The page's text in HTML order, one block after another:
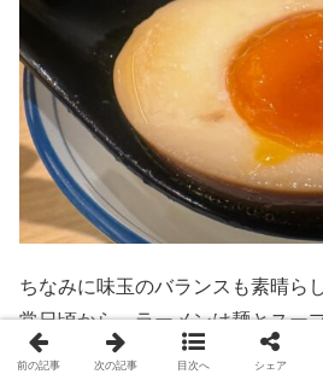
ちなみに味玉のバランスも素晴ら
常日頃から、ラーメンは麺とスー
前の記事 次の記事 目次へ シェア